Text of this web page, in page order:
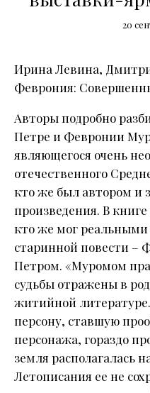
20
Ирина Левина,
Феврония:
Авторы подробно
Петре и Февронии
являющегося очень
отечественного
кто же был автором и
произведения. В
кто же мог
старинной повести –
Петром. «Муромом
судьбы отражены в
житийной
персону, ставшую
персонажа, гораздо
земля располагалась
Летописания ее не